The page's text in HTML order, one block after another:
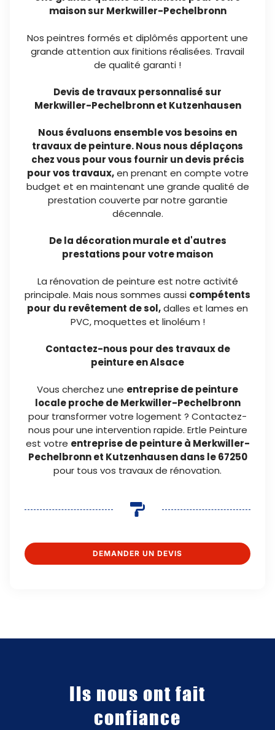
maison sur Merkwiller-Pechelbronn
Nos peintres formés et diplômés apportent une
grande attention aux finitions réalisées. Travail
de qualité garanti !
Devis de travaux personnalisé sur
Merkwiller-Pechelbronn et Kutzenhausen
Nous évaluons ensemble vos besoins en
travaux de peinture. Nous nous déplaçons
chez vous pour vous fournir un devis précis
pour vos travaux,en prenant en compte votre
budget et en maintenant une grande qualité de
prestation couverte par notre garantie
décennale.
De la décoration murale et d'autres
prestations pour votre maison
La rénovation de peinture est notre activité
principale. Mais nous sommes aussi compétents
pour du revêtement de sol,dalles et lames en
PVC, moquettes et linoléum !
Contactez-nous pour des travaux de
peinture en Alsace
Vous cherchez une entreprise de peinture
locale proche de Merkwiller-Pechelbronn
pour transformer votre logement ? Contactez-
nous pour une intervention rapide. Ertle Peinture
est votre entreprise de peinture à Merkwiller-
Pechelbronn et Kutzenhausen dans le 67250
pour tous vos travaux de rénovation.
DEMANDER UN DEVIS
Ils nous ont fait
confiance